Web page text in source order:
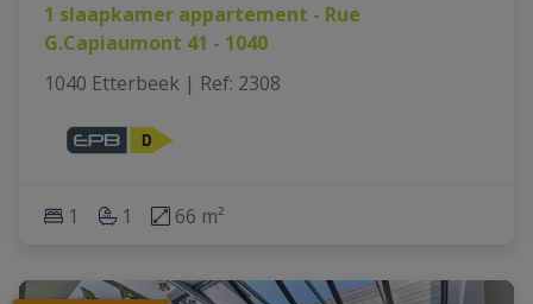
1 slaapkamer appartement - Rue
G.Capiaumont 41 - 1040
1040 Etterbeek | Ref: 2308
1 1 66 m²